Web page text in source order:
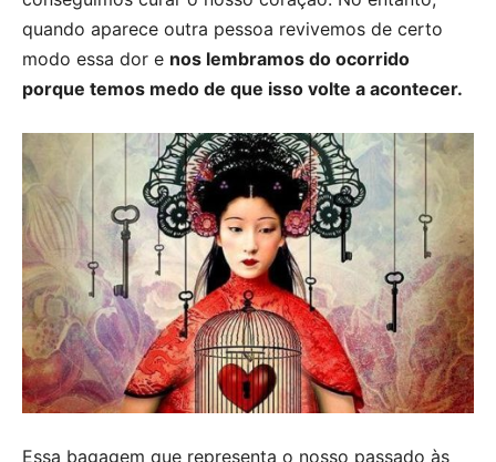
quando aparece outra pessoa revivemos de certo
modo essa dor e nos lembramos do ocorrido
porque temos medo de que isso volte a acontecer.
Essa bagagem que representa o nosso passado às